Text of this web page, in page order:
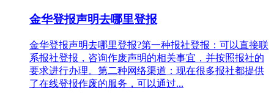
金华登报声明去哪里登报
金华登报声明去哪里登报?第一种报社登报：可以直接联
系报社登报，咨询作废声明的相关事宜，并按照报社的
要求进行办理。第二种网络渠道：现在很多报社都提供
了在线登报作废的服务，可以通过...